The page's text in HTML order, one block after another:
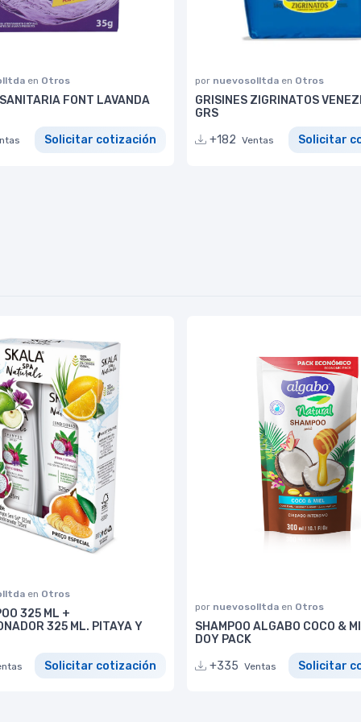
en Otros
FONT LAVANDA
Solicitar cotización
por nuevosolltda en Otros
GRISINES ZIGRINATOS
GRS
+182 Ventas Solicitar
en Otros
325 ML +
325 ML. PITAYA Y
Solicitar cotización
por nuevosolltda en Otros
SHAMPOO ALGABO COCO &
DOY PACK
+335 Ventas Solicitar